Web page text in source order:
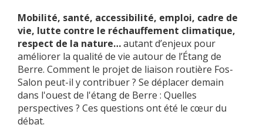
Mobilité, santé, accessibilité, emploi, cadre de
vie, lutte contre le réchauffement climatique,
respect de la nature…autant d’enjeux pour
améliorer la qualité de vie autour de l’Étang de
Berre. Comment le projet de liaison routière Fos-
Salon peut-il y contribuer ? Se déplacer demain
dans l'ouest de l'étang de Berre : Quelles
perspectives ? Ces questions ont été le cœur du
débat.